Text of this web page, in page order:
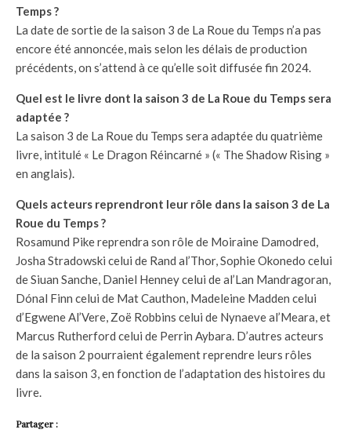
Temps ?
La date de sortie de la saison 3 de La Roue du Temps n’a pas
encore été annoncée, mais selon les délais de production
précédents, on s’attend à ce qu’elle soit diffusée fin 2024.
Quel est le livre dont la saison 3 de La Roue du Temps sera
adaptée ?
La saison 3 de La Roue du Temps sera adaptée du quatrième
livre, intitulé « Le Dragon Réincarné » (« The Shadow Rising »
en anglais).
Quels acteurs reprendront leur rôle dans la saison 3 de La
Roue du Temps ?
Rosamund Pike reprendra son rôle de Moiraine Damodred,
Josha Stradowski celui de Rand al’Thor, Sophie Okonedo celui
de Siuan Sanche, Daniel Henney celui de al’Lan Mandragoran,
Dónal Finn celui de Mat Cauthon, Madeleine Madden celui
d’Egwene Al’Vere, Zoë Robbins celui de Nynaeve al’Meara, et
Marcus Rutherford celui de Perrin Aybara. D’autres acteurs
de la saison 2 pourraient également reprendre leurs rôles
dans la saison 3, en fonction de l’adaptation des histoires du
livre.
Partager :